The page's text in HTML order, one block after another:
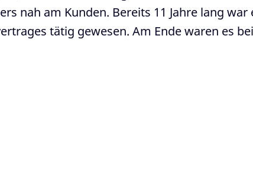
nah am Kunden. Bereits 11 Jahre lang war
tätig gewesen. Am Ende waren es